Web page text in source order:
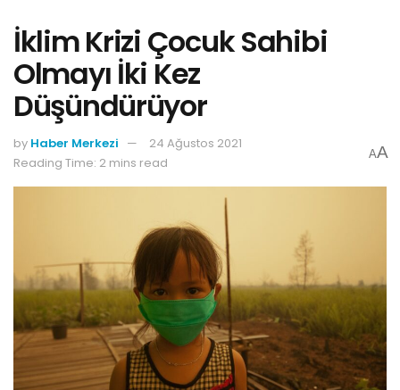
İklim Krizi Çocuk Sahibi
Olmayı İki Kez
Düşündürüyor
by Haber Merkezi
24 Ağustos 2021
Reading Time: 2 mins read
AA